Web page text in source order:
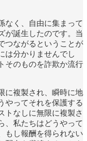
なく、自由に集まって
が誕生したのです。当
つながるということが
は分かりませんでし
そのものを詐欺か流行
に複製され、瞬時に地
やってそれを保護する
トなしに無限に複製さ
、私たちはどうやって
もし報酬を得られない